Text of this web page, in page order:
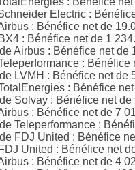
Electric :
: Bénéfice net de
: Bénéfice net de 1
Airbus : Bénéfice net de
: Bénéfice
LVMH : Bénéfice net de
: Bénéfice
Solvay : Bénéfice net de
: Bénéfice net de 7
Teleperformance :
FDJ United : Bénéfice
FDJ United : Bénéfice net
: Bénéfice net de 4